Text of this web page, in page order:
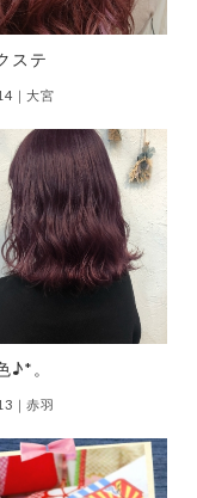
ステ
｜大宮
♪*。
｜赤羽